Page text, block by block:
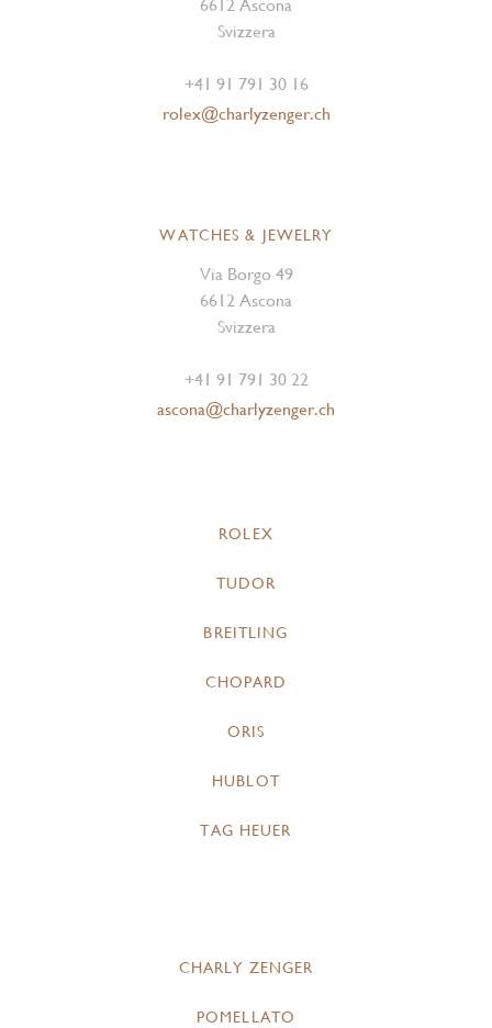
6612 Ascona
Svizzera
+41 91 791 30 16
rolex@charlyzenger.ch
WATCHES & JEWELRY
Via Borgo 49
6612 Ascona
Svizzera
+41 91 791 30 22
ascona@charlyzenger.ch
ROLEX
TUDOR
BREITLING
CHOPARD
ORIS
HUBLOT
TAG HEUER
CHARLY ZENGER
POMELLATO